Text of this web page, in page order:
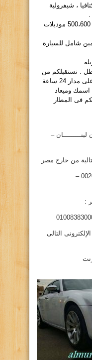
، شيفرولية
.
تويوتا كوستر ، اتوبيسات مرسيدس 500،600 موديلات
اس تأمين شامل للسيارة
. نستقبلكم من
24 ساعة
اسمك وميعاد
فى المطار
لبنـــــــــان –
من خارج مصر
00201227776049 – 00201001064011 –
:
التالى